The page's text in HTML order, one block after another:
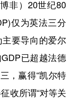
体育
军事
汽车
数字经济
非）20世纪80
仅为英法三分
要导向的爱尔
已超越法德
，赢得“凯尔特
收所谓“对等关